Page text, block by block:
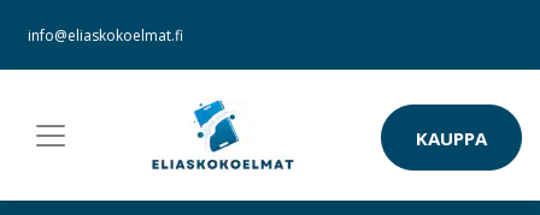
info@eliaskokoelmat.fi
KAUPPA